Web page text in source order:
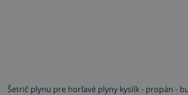
Šetrič plynu pre horľavé plyny kyslík - propán -